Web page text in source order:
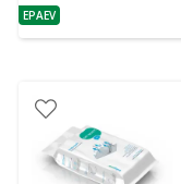
nõuanne
EPAEV